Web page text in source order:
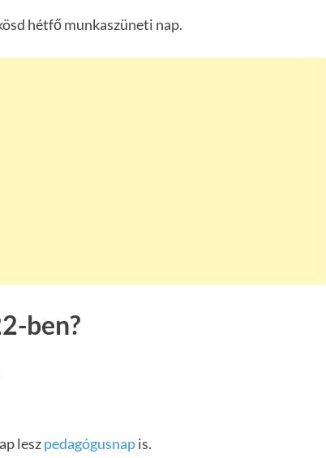
hétfő munkaszüneti nap.
ben?
leszpedagógusnapis.